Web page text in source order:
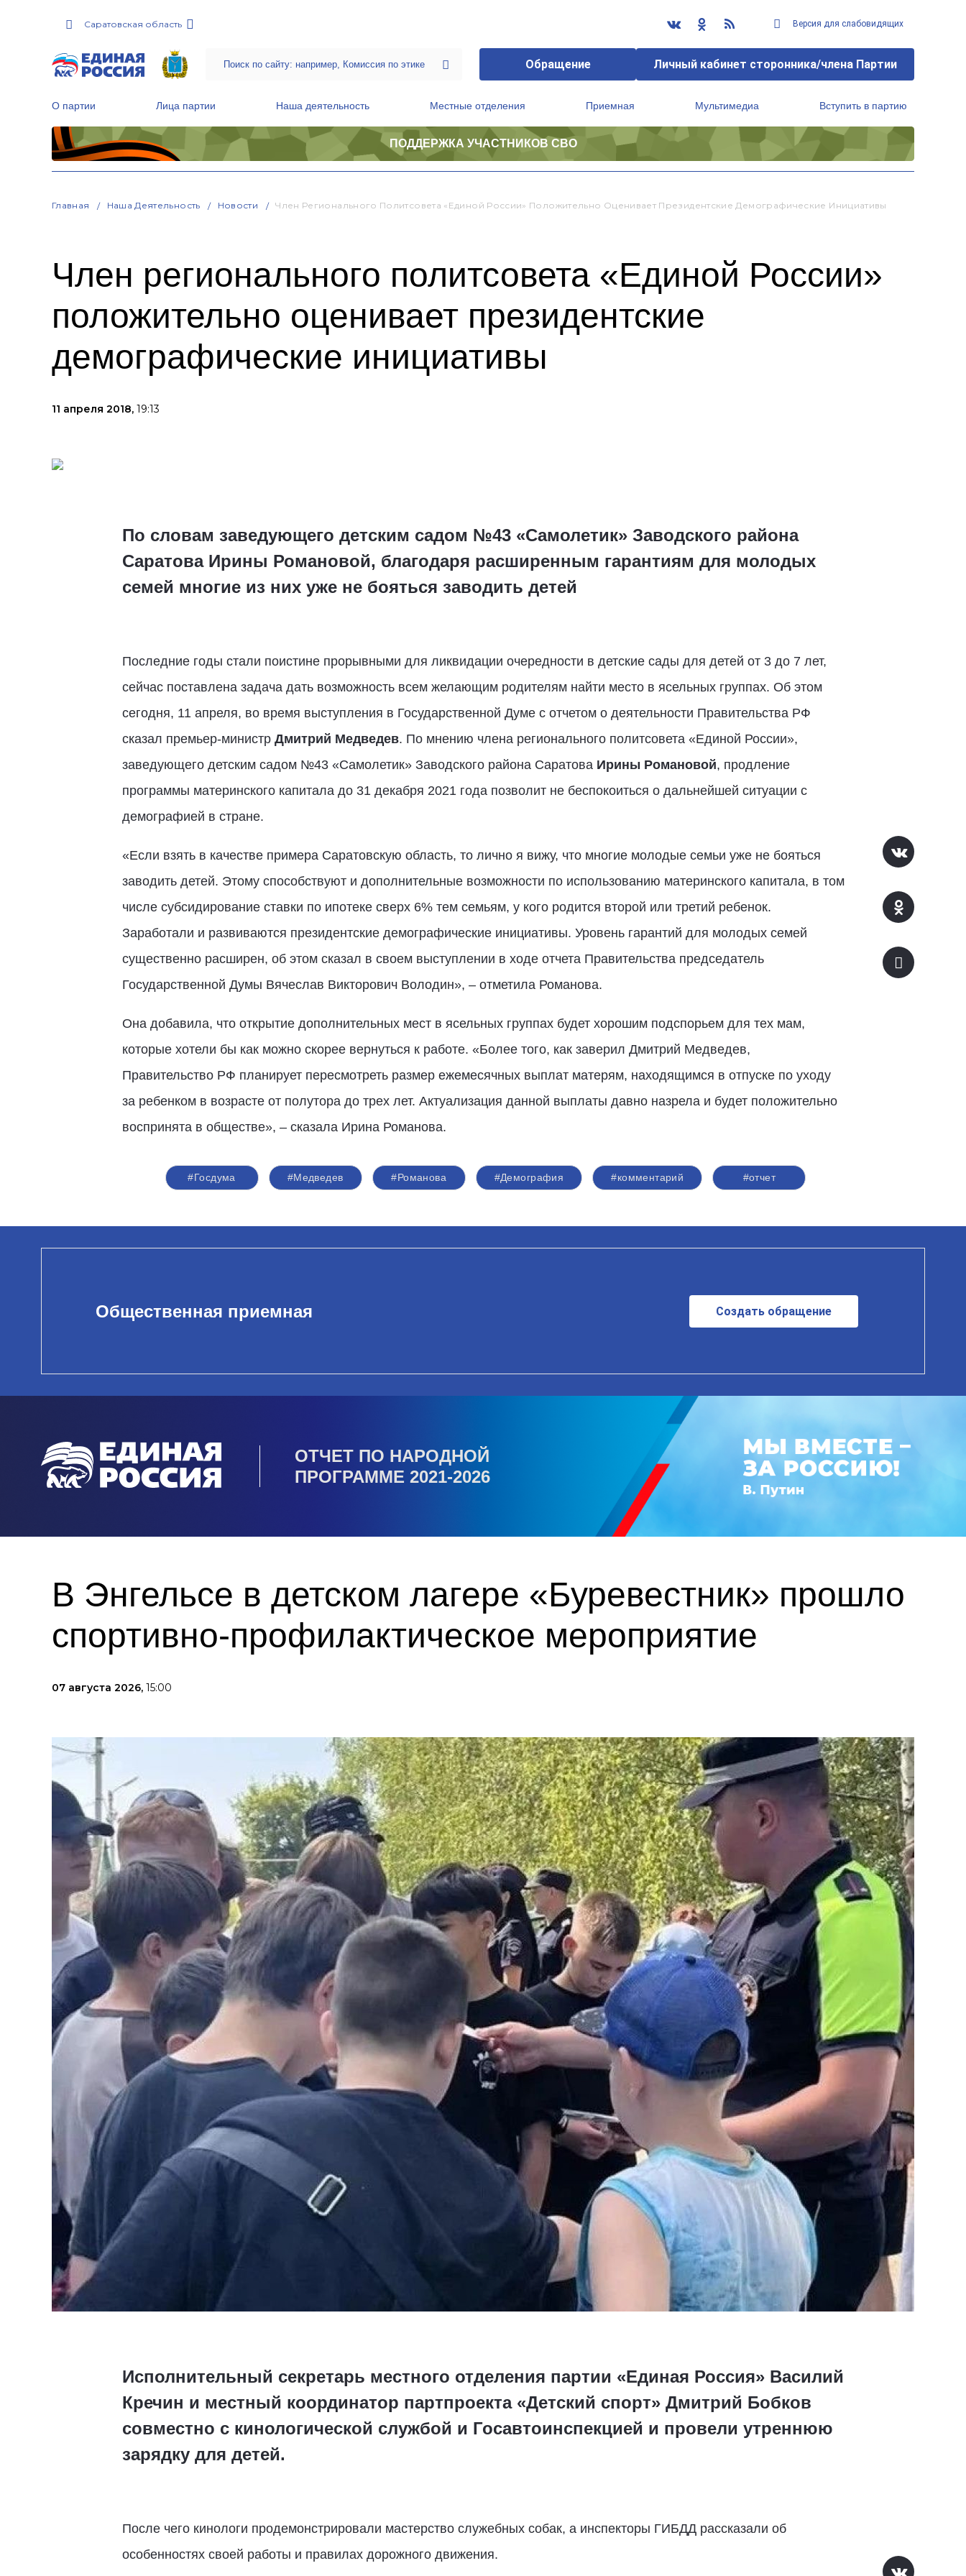
Саратовская область Версия для слабовидящих
Обращение Личный кабинет сторонника/члена Партии
О партии Лица партии Наша деятельность Местные отделения Приемная Мультимедиа Вступить в партию
ПОДДЕРЖКА УЧАСТНИКОВ СВО
Главная Наша Деятельность Новости Член Регионального Политсовета «Единой России» Положительно Оценивает Президентские Демографические Инициативы
Член регионального политсовета «Единой России»
положительно оценивает президентские
демографические инициативы
11 апреля 2018, 19:13
По словам заведующего детским садом №43 «Самолетик» Заводского района
Саратова Ирины Романовой, благодаря расширенным гарантиям для молодых
семей многие из них уже не бояться заводить детей
Последние годы стали поистине прорывными для ликвидации очередности в детские сады для детей от 3 до 7 лет,
сейчас поставлена задача дать возможность всем желающим родителям найти место в ясельных группах. Об этом
сегодня, 11 апреля, во время выступления в Государственной Думе с отчетом о деятельности Правительства РФ
сказал премьер-министр Дмитрий Медведев. По мнению члена регионального политсовета «Единой России»,
заведующего детским садом №43 «Самолетик» Заводского района Саратова Ирины Романовой, продление
программы материнского капитала до 31 декабря 2021 года позволит не беспокоиться о дальнейшей ситуации с
демографией в стране.
«Если взять в качестве примера Саратовскую область, то лично я вижу, что многие молодые семьи уже не бояться
заводить детей. Этому способствуют и дополнительные возможности по использованию материнского капитала, в том
числе субсидирование ставки по ипотеке сверх 6% тем семьям, у кого родится второй или третий ребенок.
Заработали и развиваются президентские демографические инициативы. Уровень гарантий для молодых семей
существенно расширен, об этом сказал в своем выступлении в ходе отчета Правительства председатель
Государственной Думы Вячеслав Викторович Володин», – отметила Романова.
Она добавила, что открытие дополнительных мест в ясельных группах будет хорошим подспорьем для тех мам,
которые хотели бы как можно скорее вернуться к работе. «Более того, как заверил Дмитрий Медведев,
Правительство РФ планирует пересмотреть размер ежемесячных выплат матерям, находящимся в отпуске по уходу
за ребенком в возрасте от полутора до трех лет. Актуализация данной выплаты давно назрела и будет положительно
воспринята в обществе», – сказала Ирина Романова.
#Госдума #Медведев #Романова #Демография #комментарий #отчет
Общественная приемная Создать обращение
ОТЧЕТ ПО НАРОДНОЙ
ПРОГРАММЕ 2021-2026
В Энгельсе в детском лагере «Буревестник» прошло
спортивно-профилактическое мероприятие
07 августа 2026, 15:00
Исполнительный секретарь местного отделения партии «Единая Россия» Василий
Кречин и местный координатор партпроекта «Детский спорт» Дмитрий Бобков
совместно с кинологической службой и Госавтоинспекцией и провели утреннюю
зарядку для детей.
После чего кинологи продемонстрировали мастерство служебных собак, а инспекторы ГИБДД рассказали об
особенностях своей работы и правилах дорожного движения.